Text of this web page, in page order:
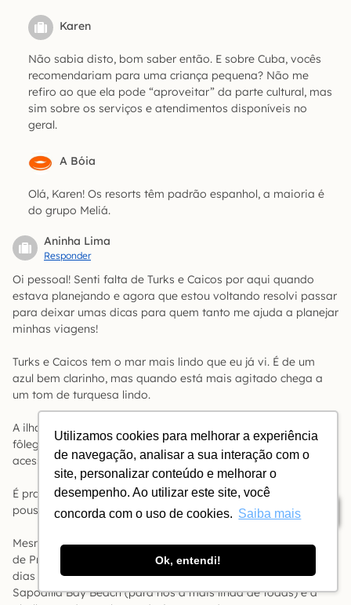
Utilizamos cookies para melhorar a experiência
de navegação, analisar a sua interação com o
site, personalizar conteúdo e melhorar o
desempenho. Ao utilizar este site, você
concorda com o uso de cookies. Saiba mais
Ok, entendi!
Índice
Karen
Não sabia disto, bom saber então. E sobre Cuba, vocês
recomendariam para uma criança pequena? Não me
refiro ao que ela pode “aproveitar” da parte cultural, mas
sim sobre os serviços e atendimentos disponíveis no
geral.
A Bóia
Olá, Karen! Os resorts têm padrão espanhol, a maioria é
do grupo Meliá.
Aninha Lima
Responder
Oi pessoal! Senti falta de Turks e Caicos por aqui quando
estava planejando e agora que estou voltando resolvi passar
para deixar umas dicas para quem tanto me ajuda a planejar
minhas viagens!
Turks e Caicos tem o mar mais lindo que eu já vi. É de um
azul bem clarinho, mas quando está mais agitado chega a
um tom de turquesa lindo.
A ilha é bem voltada pro turismo de luxo, com Villas de tirar o
fôlego. Algumas praias chegam a ser difíceis de achar o
acesso devido às casas ou terrenos.
É praticamente impossível achar um hotel mais simples tipo
pousada, por isso é um destino caro.
Mesmo que você se hospede na praia mais famosa da ilha
de Providenciales, Grace Bay, o ideal é alugar um ou dois
dias de carro para explorar outros lugares como a linda
Sapodilla Bay Beach (para nós a mais linda de todas) e a